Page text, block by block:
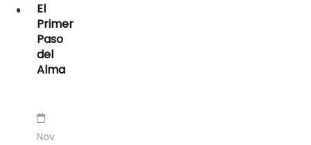
El
Primer
Paso
del
Alma
Nov